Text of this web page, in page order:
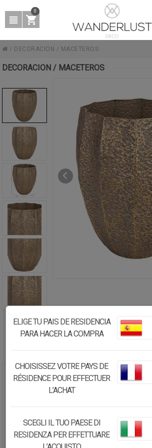
0
/ DECORACION / MACETEROS
DECORACION / MACETEROS
MACETERO DE METAL DORADO
40X39X51 CM
62.70€
59.57€
ELIGE TU PAIS DE RESIDENCIA
PARA HACER LA COMPRA
CHOISISSEZ VOTRE PAYS DE
RÉSIDENCE POUR EFFECTUER
L’ACHAT
SCEGLI IL TUO PAESE DI
RESIDENZA PER EFFETTUARE